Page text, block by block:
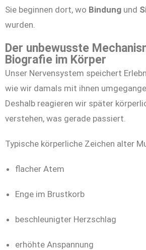
Sie beginnen dort, wo Bindung und
wurden.
Der unbewusste
Biografie im Körper
Unser Nervensystem speichert
wie wir damals mit ihnen
Deshalb reagieren wir später
verstehen, was gerade passiert.
Typische körperliche Zeichen alter
flacher Atem
Enge im Brustkorb
beschleunigter Herzschlag
erhöhte Anspannung